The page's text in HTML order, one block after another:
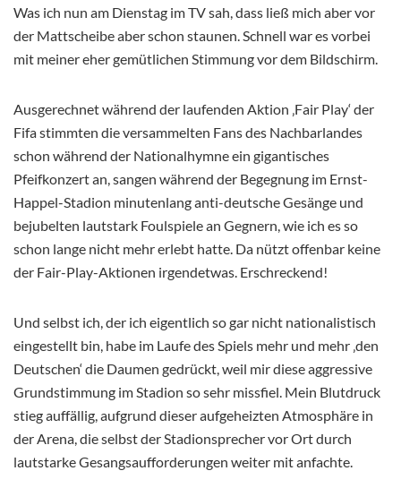
Was ich nun am Dienstag im TV sah, dass ließ mich aber vor
der Mattscheibe aber schon staunen. Schnell war es vorbei
mit meiner eher gemütlichen Stimmung vor dem Bildschirm.
Ausgerechnet während der laufenden Aktion ‚Fair Play‘ der
Fifa stimmten die versammelten Fans des Nachbarlandes
schon während der Nationalhymne ein gigantisches
Pfeifkonzert an, sangen während der Begegnung im Ernst-
Happel-Stadion minutenlang anti-deutsche Gesänge und
bejubelten lautstark Foulspiele an Gegnern, wie ich es so
schon lange nicht mehr erlebt hatte. Da nützt offenbar keine
der Fair-Play-Aktionen irgendetwas. Erschreckend!
Und selbst ich, der ich eigentlich so gar nicht nationalistisch
eingestellt bin, habe im Laufe des Spiels mehr und mehr ‚den
Deutschen‘ die Daumen gedrückt, weil mir diese aggressive
Grundstimmung im Stadion so sehr missfiel. Mein Blutdruck
stieg auffällig, aufgrund dieser aufgeheizten Atmosphäre in
der Arena, die selbst der Stadionsprecher vor Ort durch
lautstarke Gesangsaufforderungen weiter mit anfachte.